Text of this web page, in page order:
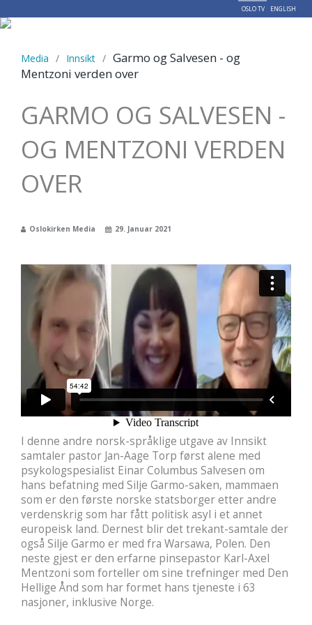
OSLO TV ENGLISH
Media / Innsikt / Garmo og Salvesen - og
Mentzoni verden over
GARMO OG SALVESEN -
OG MENTZONI VERDEN
OVER
Oslokirken Media 29. Januar 2021
I denne andre norsk-språklige utgave av Innsikt
samtaler pastor Jan-Aage Torp først alene med
psykologspesialist Einar Columbus Salvesen om
hans befatning med Silje Garmo-saken, mammaen
som er den første norske statsborger etter andre
verdenskrig som har fått politisk asyl i et annet
europeisk land. Dernest blir det trekant-samtale der
også Silje Garmo er med fra Warsawa, Polen. Den
neste gjest er den erfarne pinsepastor Karl-Axel
Mentzoni som forteller om sine trefninger med Den
Hellige Ånd som har formet hans tjeneste i 63
nasjoner, inklusive Norge.